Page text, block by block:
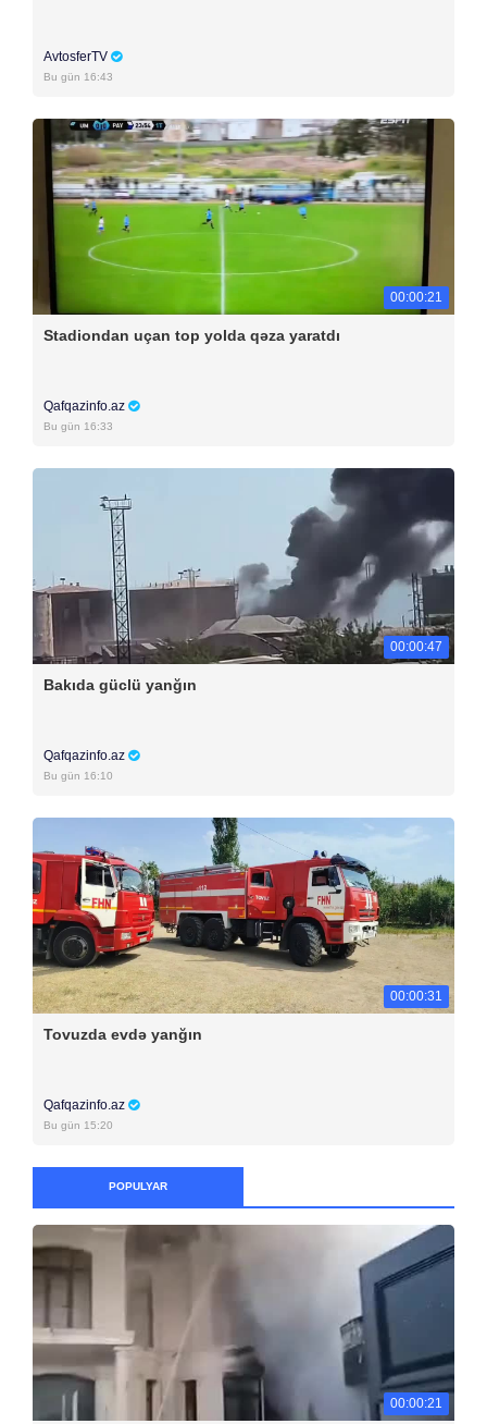
AvtosferTV
Bu gün 16:43
00:00:21
Stadiondan uçan top yolda qəza yaratdı
Qafqazinfo.az
Bu gün 16:33
00:00:47
Bakıda güclü yanğın
Qafqazinfo.az
Bu gün 16:10
00:00:31
Tovuzda evdə yanğın
Qafqazinfo.az
Bu gün 15:20
POPULYAR
00:00:21